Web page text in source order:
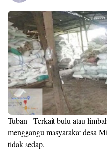
Premium
By
Raushan
Design
With
Shroff
Templates
Tuban - Terkait bulu atau
menggangu masyarakat desa
tidak sedap.